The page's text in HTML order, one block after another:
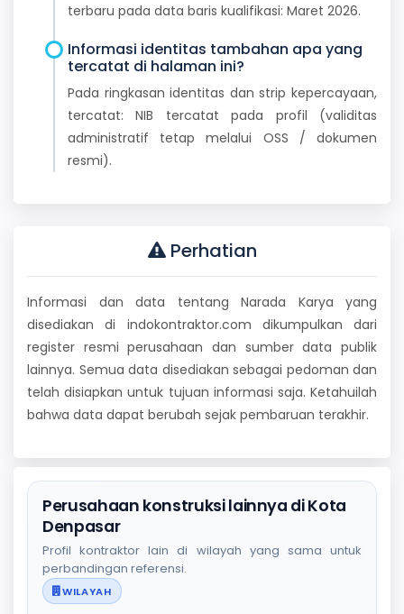
terbaru pada data baris kualifikasi: Maret 2026.
Informasi identitas tambahan apa yang
tercatat di halaman ini?
Pada ringkasan identitas dan strip kepercayaan,
tercatat: NIB tercatat pada profil (validitas
administratif tetap melalui OSS / dokumen
resmi).
Perhatian
Informasi dan data tentang Narada Karya yang
disediakan di indokontraktor.com dikumpulkan dari
register resmi perusahaan dan sumber data publik
lainnya. Semua data disediakan sebagai pedoman dan
telah disiapkan untuk tujuan informasi saja. Ketahuilah
bahwa data dapat berubah sejak pembaruan terakhir.
Perusahaan konstruksi lainnya di Kota
Denpasar
Profil kontraktor lain di wilayah yang sama untuk
perbandingan referensi.
WILAYAH